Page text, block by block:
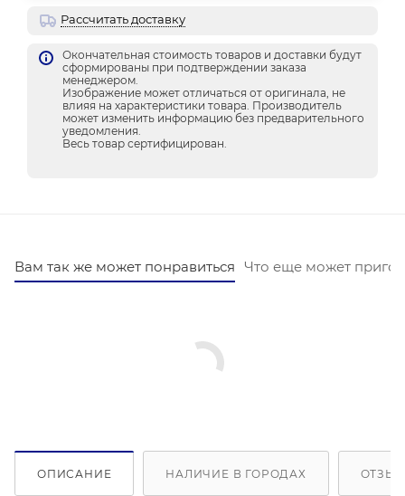
Рассчитать доставку
Окончательная стоимость товаров и доставки будут
сформированы при подтверждении заказа
менеджером.
Изображение может отличаться от оригинала, не
влияя на характеристики товара. Производитель
может изменить информацию без предварительного
уведомления.
Весь товар сертифицирован.
Вам так же может понравиться Что еще может
ОПИСАНИЕ НАЛИЧИЕ В ГОРОДАХ